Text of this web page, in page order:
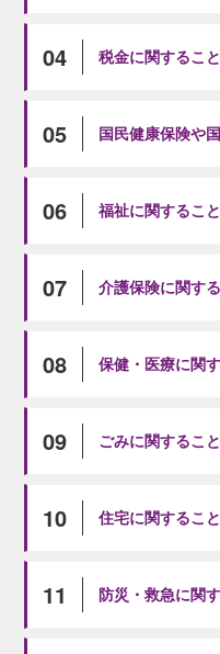
04 税金に関すること
05 国民健康保険や
06 福祉に関すること
07 介護保険に関す
08 保健・医療に関
09 ごみに関すること
10 住宅に関すること
11 防災・救急に関